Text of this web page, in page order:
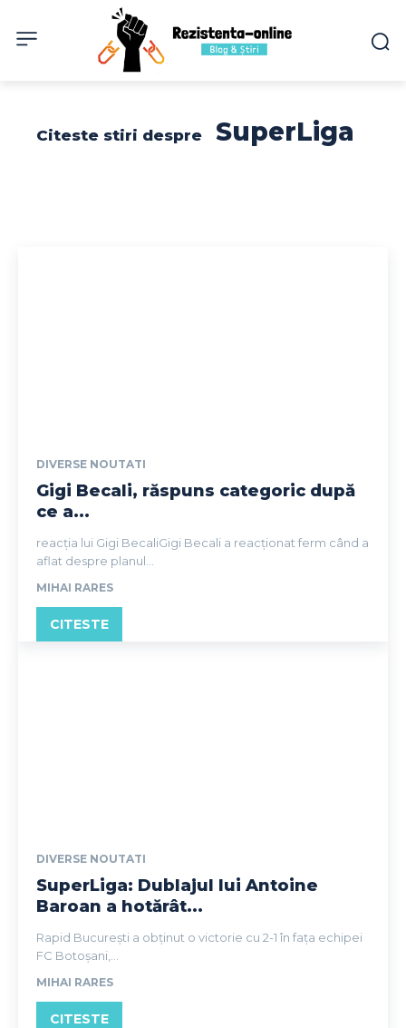
Citeste stiri despre SuperLiga
DIVERSE NOUTATI
Gigi Becali, răspuns categoric după
ce a...
reacția lui Gigi BecaliGigi Becali a reacționat ferm când a
aflat despre planul...
MIHAI RARES
CITESTE
DIVERSE NOUTATI
SuperLiga: Dublajul lui Antoine
Baroan a hotărât...
Rapid București a obținut o victorie cu 2-1 în fața echipei
FC Botoșani,...
MIHAI RARES
CITESTE